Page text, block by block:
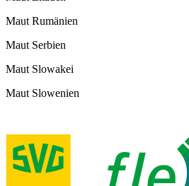
Maut Rumänien
Maut Serbien
Maut Slowakei
Maut Slowenien